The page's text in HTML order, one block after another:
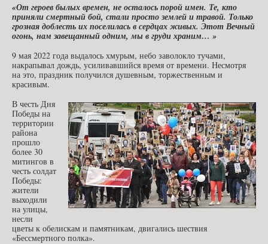
«От героев былых времен, не осталось порой имен. Те, кто
приняли смертный бой, стали просто землей и травой. Только
грозная доблесть их поселилась в сердцах живых. Этот Вечный
огонь, нам завещанный одним, мы в груди храним… »
9 мая 2022 года выдалось хмурым, небо заволокло тучами,
накрапывал дождь, усиливавшийся время от времени. Несмотря
на это, праздник получился душевным, торжественным и
красивым.
В честь Дня
Победы на
территории
района
прошло
более 30
митингов в
честь солдат
Победы:
жители
выходили
на улицы,
несли
цветы к обелискам и памятникам, двигались шествия
«Бессмертного полка».